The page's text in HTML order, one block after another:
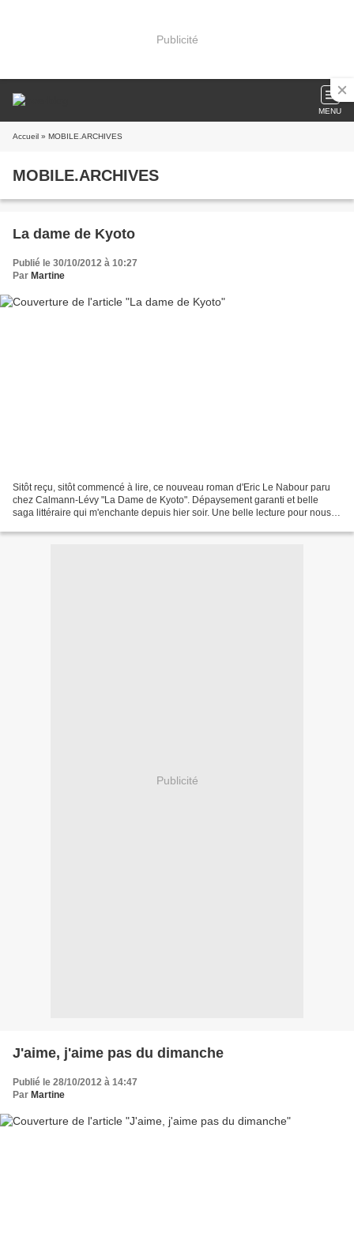
Publicité
MENU
Accueil » MOBILE.ARCHIVES
MOBILE.ARCHIVES
La dame de Kyoto
Publié le 30/10/2012 à 10:27
Par Martine
Sitôt reçu, sitôt commencé à lire, ce nouveau roman d'Eric Le Nabour paru
chez Calmann-Lévy "La Dame de Kyoto". Dépaysement garanti et belle
saga littéraire qui m'enchante depuis hier soir. Une belle lecture pour nous
Publicité
J'aime, j'aime pas du dimanche
Publié le 28/10/2012 à 14:47
Par Martine